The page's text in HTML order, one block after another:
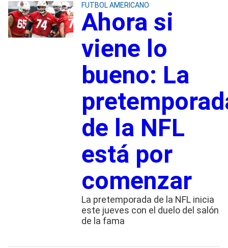
FUTBOL AMERICANO
Ahora si
viene lo
bueno: La
de la NFL
está por
comenzar
La pretemporada de la NFL inicia
este jueves con el duelo del salón
de la fama